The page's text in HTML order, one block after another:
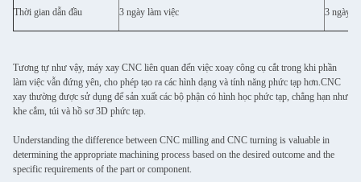
Thời gian dẫn đầu 3 ngày làm việc 3 ngày
Tương tự như vậy, máy xay CNC liên quan đến việc xoay công cụ cắt trong khi phần
làm việc vẫn đứng yên, cho phép tạo ra các hình dạng và tính năng phức tạp hơn.CNC
xay thường được sử dụng để sản xuất các bộ phận có hình học phức tạp, chẳng hạn như
khe cắm, túi và hồ sơ 3D phức tạp.
Understanding the difference between CNC milling and CNC turning is valuable in
determining the appropriate machining process based on the desired outcome and the
specific requirements of the part or component.